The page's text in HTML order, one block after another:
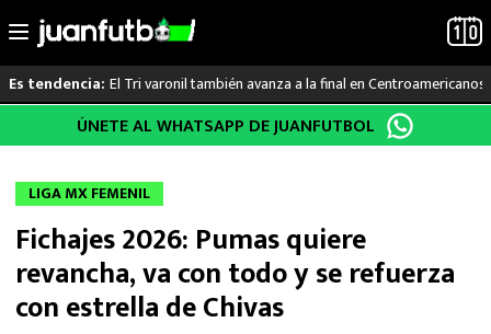
al
Es tendencia: El Tri varonil también avanza a la final en Centroamericanos
LO ÚLTIMO
LIGA MX
RAYADOS
PUMAS
ÚNETE AL WHATSAPP DE JUANFUTBOL
LIGA MX FEMENIL
Fichajes 2026: Pumas quiere
revancha, va con todo y se refuerza
con estrella de Chivas